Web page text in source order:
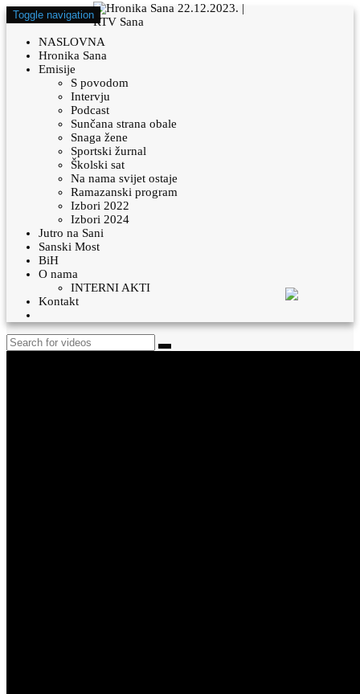
Toggle navigation
NASLOVNA
Hronika Sana
Emisije
S povodom
Intervju
Podcast
Sunčana strana obale
Snaga žene
Sportski žurnal
Školski sat
Na nama svijet ostaje
Ramazanski program
Izbori 2022
Izbori 2024
Jutro na Sani
Sanski Most
BiH
O nama
INTERNI AKTI
Kontakt